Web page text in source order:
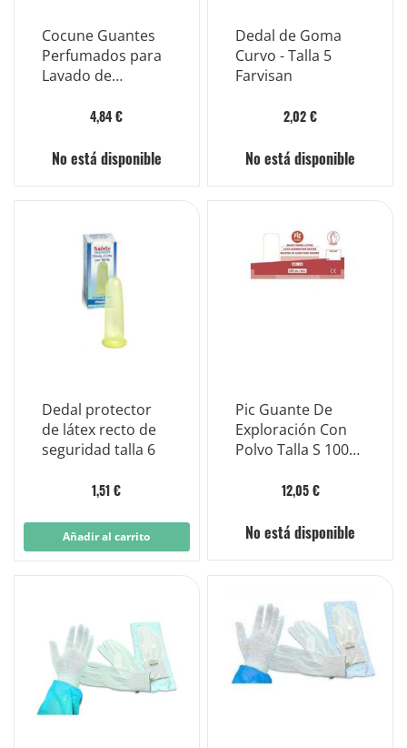
Cocune Guantes
Perfumados para
Lavado de
4,84 €
No está disponible
Dedal de Goma
Curvo - Talla 5
Farvisan
2,02 €
No está disponible
Dedal protector
de látex recto de
seguridad talla 6
1,51 €
Añadir al carrito
Pic Guante De
Exploración Con
Polvo Talla S 100
12,05 €
No está disponible